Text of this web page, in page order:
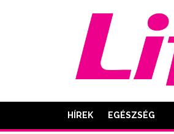
HÍREK EGÉSZSÉG